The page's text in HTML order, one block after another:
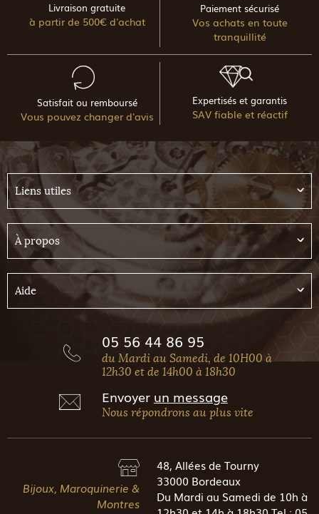
Livraison gratuite
à partir de 500€ d'achat
Paiement sécurisé
Vos achats en toute
tranquillité
Satisfait ou remboursé
Vous pouvez changer d'avis
Expertisés et garantis
SAV fiable et réactif
Liens utiles
À propos
Aide
05 56 44 86 95
du Mardi au Samedi, de 10H00 à
12h30 et de 14h00 à 18h30
Envoyer un message
Nous répondrons au plus vite
Bijoux, Maroquinerie &
Montres
48, Allées de Tourny
33000 Bordeaux
Du Mardi au Samedi de 10h à